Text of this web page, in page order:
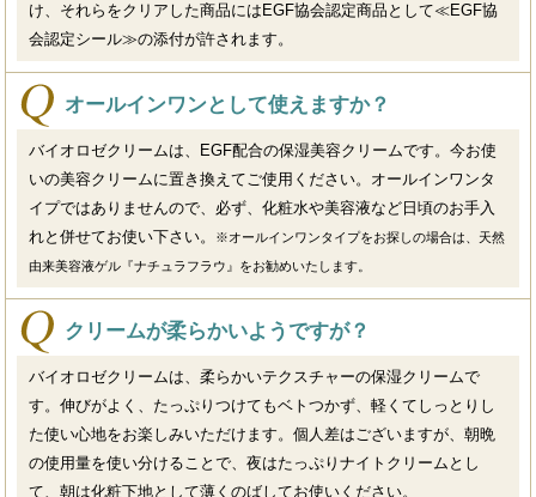
け、それらをクリアした商品にはEGF協会認定商品として≪EGF協
会認定シール≫の添付が許されます。
オールインワンとして使えますか？
バイオロゼクリームは、EGF配合の保湿美容クリームです。今お使
いの美容クリームに置き換えてご使用ください。オールインワンタ
イプではありませんので、必ず、化粧水や美容液など日頃のお手入
れと併せてお使い下さい。
※オールインワンタイプをお探しの場合は、天然
由来美容液ゲル『ナチュラフラウ』をお勧めいたします。
クリームが柔らかいようですが？
バイオロゼクリームは、柔らかいテクスチャーの保湿クリームで
す。伸びがよく、たっぷりつけてもベトつかず、軽くてしっとりし
た使い心地をお楽しみいただけます。個人差はございますが、朝晩
の使用量を使い分けることで、夜はたっぷりナイトクリームとし
て、朝は化粧下地として薄くのばしてお使いください。